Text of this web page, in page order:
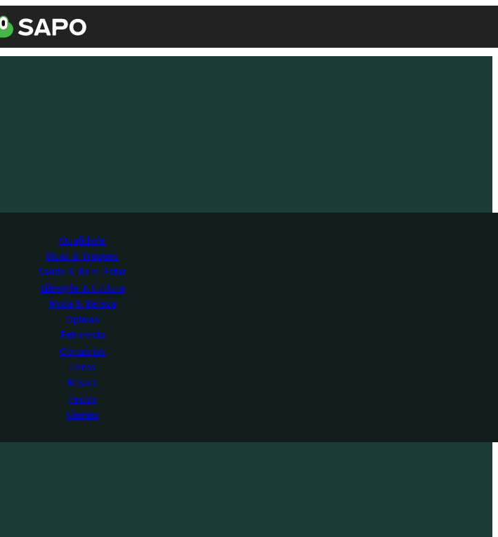
Atualidade
Dicas & Truques
Saúde & Bem-Estar
Lifestyle & Cultura
Moda & Beleza
Opinião
Entrevista
Obituários
Livros
Música
Teatro
Cinema